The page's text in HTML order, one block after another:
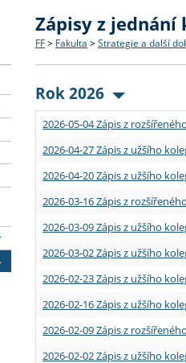
Struktura a historie
Strategie a další
Podpora a benefity pro
Absolventi fakulty
Co studovat a jak se
Učitelské studijní
Informace k průběhu
Bakalářské a magisterské
Doktorské studium
Rigorózní řízení
O vědě a výzkumu na FF
Akademické kvalifikace
Granty a projekty
Aktuální nabídky a
Vyjíždějící studenti
Přijíždějící studenti
Vyjíždějící zaměstnanci
Zápisy z jednání
FF > Fakulta > Strategie a další
Rok 2026
2026-05-04 Zápis z
2026-04-27 Zápis z užšího
2026-04-20 Zápis z užšího
2026-03-16 Zápis z
2026-03-09 Zápis z užšího
2026-03-02 Zápis z užšího
2026-02-23 Zápis z užšího
2026-02-16 Zápis z užšího
2026-02-09 Zápis z
2026-02-02 Zápis z užšího